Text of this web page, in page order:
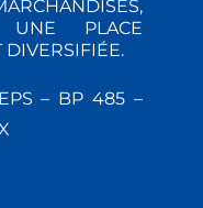
PLACE
DIVERSIFIÉE.
– BP 485 –